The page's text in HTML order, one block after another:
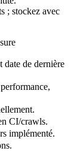
; stockez avec
date de dernière
CI/crawls.
implémenté.